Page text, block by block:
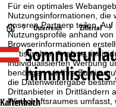
Für ein optimales
Nutzungsinformationen, die
unseren Partnern teilen.
Nutzungsprofile anhand
Browserinformationen
statistischen Analyse,
individualisierten Werbung
benötigen wir Ihre
die Datenweitergabe
Drittanbieter in Drittländern
Wirtschaftsraumes
S
t
a
r
Österreich Zillertal
Kaltenbach